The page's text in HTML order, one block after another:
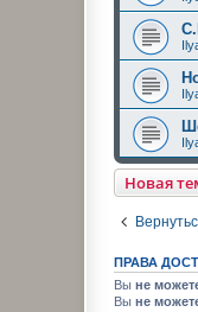
Новая
ПРАВА
Вы не
Вы не